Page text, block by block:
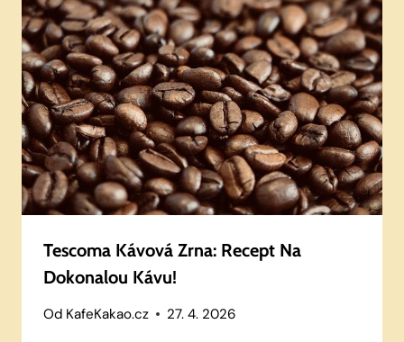
Tescoma Kávová Zrna: Recept Na
Dokonalou Kávu!
Od KafeKakao.cz 27. 4. 2026